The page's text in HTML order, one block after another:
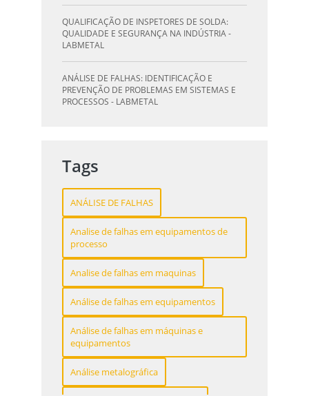
LABMETAL
PRODUTOS - LABMETAL
QUALIFICAÇÃO DE INSPETORES DE SOLDA:
QUALIDADE E SEGURANÇA NA INDÚSTRIA -
LABMETAL
ANÁLISE DE FALHAS: IDENTIFICAÇÃO E
PREVENÇÃO DE PROBLEMAS EM SISTEMAS E
PROCESSOS - LABMETAL
QUALIFICAÇÃO DE SOLDADORES: PILAR DO
SUCESSO NA INDÚSTRIA METALÚRGICA -
LABMETAL
QUALIFICAÇÃO DE INSPETORES DE SOLDA:
DESTAQUE-SE NA INDÚSTRIA - LABMETAL
O QUE UM LABORATÓRIO DE ANÁLISE QUÍMICA
PODE FAZER POR VOCÊ E SUA EMPRESA -
LABMETAL
LABORATÓRIO DE TESTES: GARANTA
QUALIDADE E SEGURANÇA DOS SEUS
PRODUTOS - LABMETAL
DESVENDANDO A QUALIFICAÇÃO DO
Tags
ANÁLISE DE FALHAS
Analise de falhas em equipamentos de
processo
Analise de falhas em maquinas
Análise de falhas em equipamentos
Análise de falhas em máquinas e
equipamentos
Análise metalográfica